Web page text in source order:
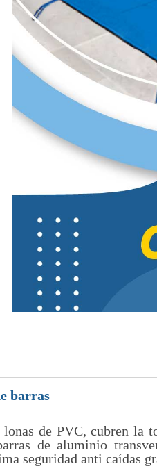
barras
lonas de PVC, cubren la
de aluminio
seguridad anti caídas